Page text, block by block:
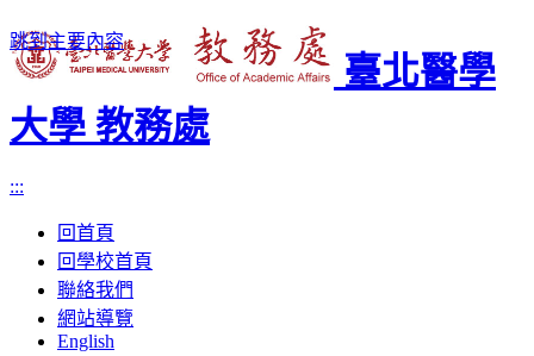
跳到主要內容
臺北醫學
大學 教務處
:::
回首頁
回學校首頁
聯絡我們
網站導覽
English